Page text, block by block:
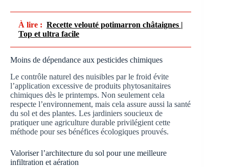
À lire : Recette velouté potimarron châtaignes |
Top et ultra facile
Moins de dépendance aux pesticides chimiques
Le contrôle naturel des nuisibles par le froid évite
l’application excessive de produits phytosanitaires
chimiques dès le printemps. Non seulement cela
respecte l’environnement, mais cela assure aussi la santé
du sol et des plantes. Les jardiniers soucieux de
pratiquer une agriculture durable privilégient cette
méthode pour ses bénéfices écologiques prouvés.
Valoriser l’architecture du sol pour une meilleure
infiltration et aération